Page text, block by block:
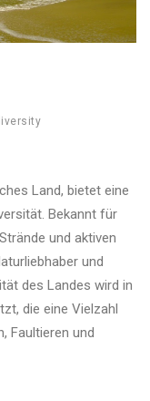
Land, bietet eine
Bekannt für
und aktiven
und
des Landes wird in
die eine Vielzahl
Faultieren und